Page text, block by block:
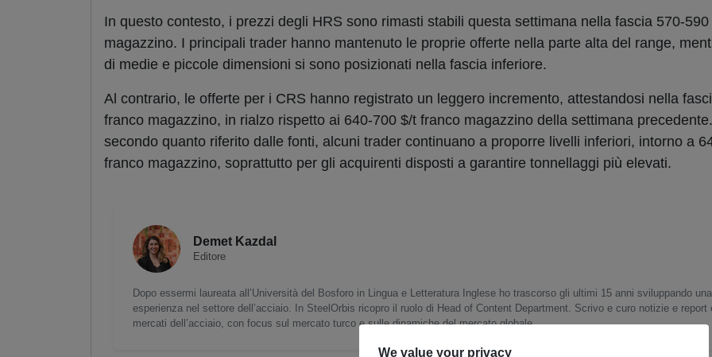
In questo contesto, i prezzi degli HRS sono rimasti stabili questa settimana nella fascia 570-
magazzino. I principali trader hanno mantenuto le proprie offerte nella parte alta del range,
di medie e piccole dimensioni si sono posizionati nella fascia inferiore.
Al contrario, le offerte per i CRS hanno registrato un leggero incremento, attestandosi nella
franco magazzino, in rialzo rispetto ai 640-700 $/t franco magazzino della settimana
secondo quanto riferito dalle fonti, alcuni trader continuano a proporre livelli inferiori, intorno a
franco magazzino, soprattutto per gli acquirenti disposti a garantire tonnellaggi più elevati.
Demet Kazdal
Editore
Dopo essermi laureata all’Università del Bosforo in Lingua e Letteratura Inglese ho trascorso gli ultimi 15 anni sviluppando
esperienza nel settore dell’acciaio. In SteelOrbis ricopro il ruolo di Head of Content Department. Scrivo e curo notizie e report
mercati dell’acciaio, con focus sul mercato turco e sulle dinamiche del mercato globale.